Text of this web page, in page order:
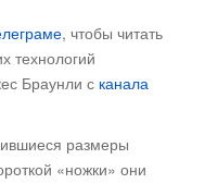
, чтобы читать
технологий
Браунли с канала
размеры
«ножки» они